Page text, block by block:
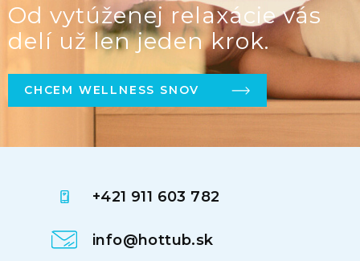
Od vytúženej relaxácie vás
delí už len jeden krok.
CHCEM WELLNESS SNOV
+421 911 603 782
info@hottub.sk